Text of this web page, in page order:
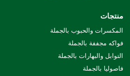
منتجات
المكسرات والحبوب بالجملة
فواكه مجففة بالجملة
التوابل والبهارات بالجملة
فاصوليا بالجملة